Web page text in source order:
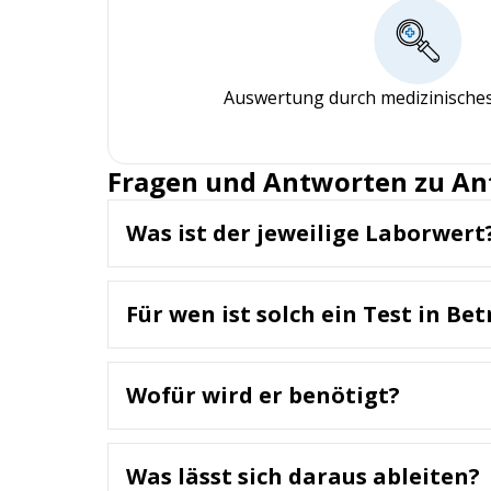
Auswertung durch
Fragen und Antworten zu
Was ist der jeweilige
Anti-TPO sind Antikörper gegen die
misst die Konzentration dieser Antikörper
Für wen ist solch ein Test in
Ein Anti-TPO-Test wird empfohlen für:
Personen mit Verdacht auf Hashimoto-
Patienten mit Symptomen einer
Frauen mit unerfülltem Kinderwunsch oder
Überwachung von Patienten mit
Wofür wird er benötigt?
Der Test wird zur Diagnose und
Schilddrüsenfunktionsstörungen zu klären
Was lässt sich daraus ableiten?